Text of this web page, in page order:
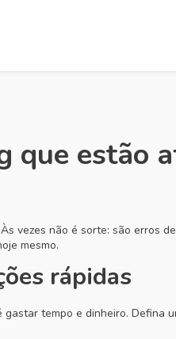
que estão
vezes não é sorte: são erros
mesmo.
rápidas
gastar tempo e dinheiro.